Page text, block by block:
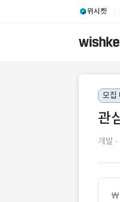
위시켓
모집
관
개발